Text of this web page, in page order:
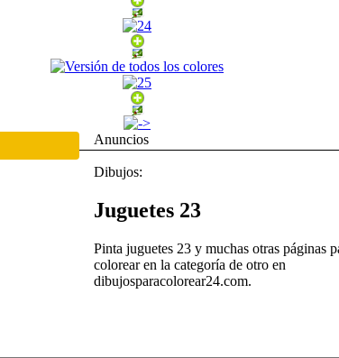
Anuncios
Dibujos:
Juguetes 23
Pinta juguetes 23 y muchas otras páginas
colorear en la categoría de otro en
dibujosparacolorear24.com.